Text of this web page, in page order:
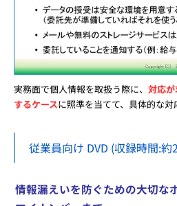
実務面で個人情報を取扱う際に、 対応
するケースに照準を当てて、具体的な対
従業員向け DVD (収録時間:約
情報漏えいを防ぐための大切な